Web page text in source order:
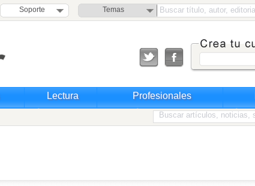
Soporte Temas
Lectura Profesionales